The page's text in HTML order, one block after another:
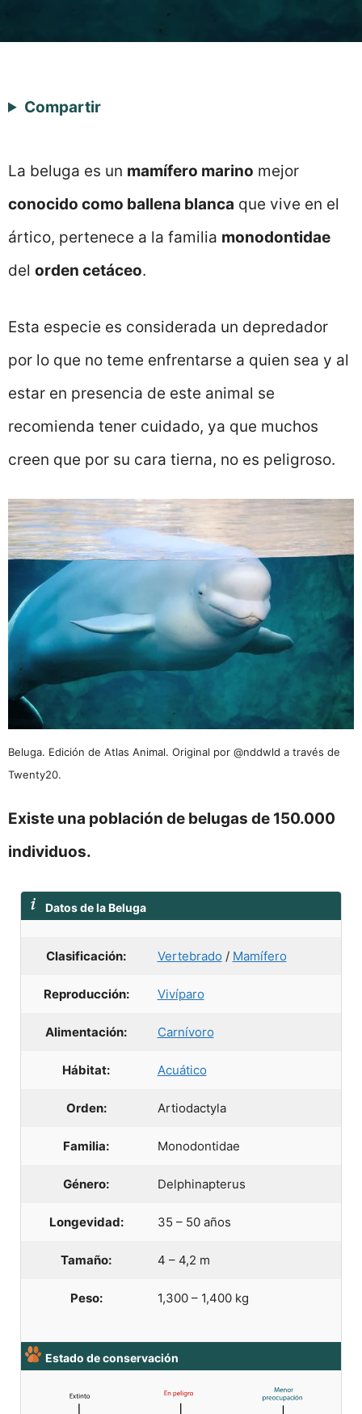
Compartir
La beluga es un mamífero marino mejor
conocido como ballena blanca que vive en el
ártico, pertenece a la familia monodontidae
del orden cetáceo.
Esta especie es considerada un depredador
por lo que no teme enfrentarse a quien sea y al
estar en presencia de este animal se
recomienda tener cuidado, ya que muchos
creen que por su cara tierna, no es peligroso.
Beluga. Edición de Atlas Animal. Original por @nddwld a través de
Twenty20.
Existe una población de belugas de 150.000
individuos.
Datos de la Beluga
Clasificación: Vertebrado / Mamífero
Reproducción: Vivíparo
Alimentación: Carnívoro
Hábitat: Acuático
Orden: Artiodactyla
Familia: Monodontidae
Género: Delphinapterus
Longevidad: 35 – 50 años
Tamaño: 4 – 4,2 m
Peso: 1,300 – 1,400 kg
Estado de conservación